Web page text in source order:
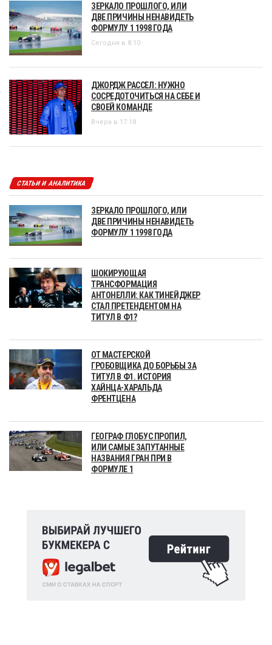
ЗЕРКАЛО ПРОШЛОГО, ИЛИ
ДВЕ ПРИЧИНЫ НЕНАВИДЕТЬ
ФОРМУЛУ 1 1998 ГОДА
Сегодня в 8:10
ДЖОРДЖ РАССЕЛ: НУЖНО
СОСРЕДОТОЧИТЬСЯ НА СЕБЕ И
СВОЕЙ КОМАНДЕ
Вчера в 17:18
СТАТЬИ И АНАЛИТИКА
ЗЕРКАЛО ПРОШЛОГО, ИЛИ
ДВЕ ПРИЧИНЫ НЕНАВИДЕТЬ
ФОРМУЛУ 1 1998 ГОДА
ШОКИРУЮЩАЯ
ТРАНСФОРМАЦИЯ
АНТОНЕЛЛИ: КАК ТИНЕЙДЖЕР
СТАЛ ПРЕТЕНДЕНТОМ НА
ТИТУЛ В Ф1?
ОТ МАСТЕРСКОЙ
ГРОБОВЩИКА ДО БОРЬБЫ ЗА
ТИТУЛ В Ф1. ИСТОРИЯ
ХАЙНЦА-ХАРАЛЬДА
ФРЕНТЦЕНА
ГЕОГРАФ ГЛОБУС ПРОПИЛ,
ИЛИ САМЫЕ ЗАПУТАННЫЕ
НАЗВАНИЯ ГРАН ПРИ В
ФОРМУЛЕ 1